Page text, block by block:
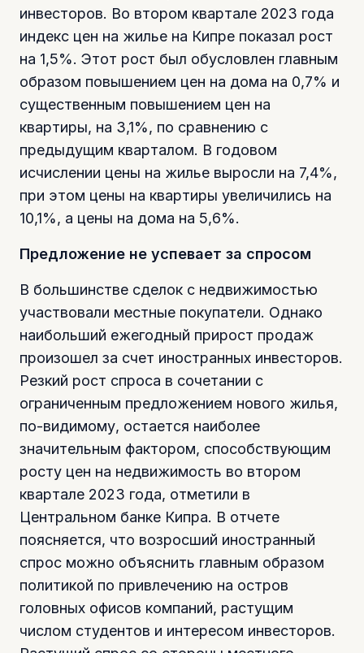
инвесторов. Во втором квартале 2023 года
индекс цен на жилье на Кипре показал рост
на 1,5%. Этот рост был обусловлен главным
образом повышением цен на дома на 0,7% и
существенным повышением цен на
квартиры, на 3,1%, по сравнению с
предыдущим кварталом. В годовом
исчислении цены на жилье выросли на 7,4%,
при этом цены на квартиры увеличились на
10,1%, а цены на дома на 5,6%.
Предложение не успевает за спросом
В большинстве сделок с недвижимостью
участвовали местные покупатели. Однако
наибольший ежегодный прирост продаж
произошел за счет иностранных инвесторов.
Резкий рост спроса в сочетании с
ограниченным предложением нового жилья,
по-видимому, остается наиболее
значительным фактором, способствующим
росту цен на недвижимость во втором
квартале 2023 года, отметили в
Центральном банке Кипра. В отчете
поясняется, что возросший иностранный
спрос можно объяснить главным образом
политикой по привлечению на остров
головных офисов компаний, растущим
числом студентов и интересом инвесторов.